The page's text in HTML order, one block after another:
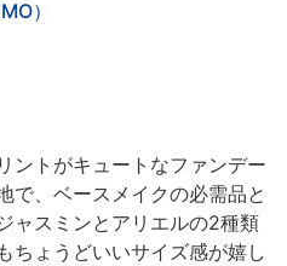
）
ントがキュートなファンデー
で、ベースメイクの必需品と
ャスミンとアリエルの2種類
ちょうどいいサイズ感が嬉し